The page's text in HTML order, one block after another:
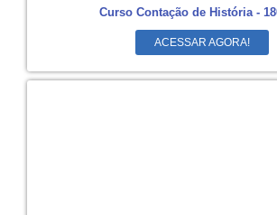
Curso Contação de História -
ACESSAR AGORA!